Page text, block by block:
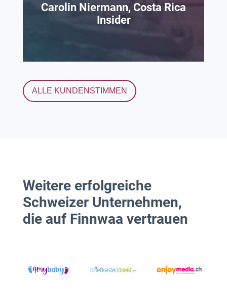
Carolin Niermann, Costa Rica
Insider
ALLE KUNDENSTIMMEN
Weitere erfolgreiche
Schweizer Unternehmen,
die auf Finnwaa vertrauen